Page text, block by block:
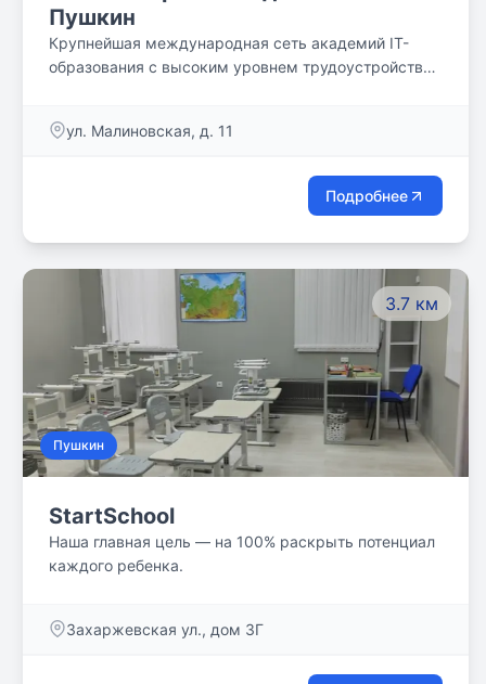
Пушкин
Крупнейшая международная сеть академий IT-
образования с высоким уровнем трудоустройства
ул. Малиновская, д. 11
Подробнее
3.7 км
Пушкин
StartSchool
Наша главная цель — на 100% раскрыть потенциал
каждого ребенка.
Захаржевская ул., дом 3Г